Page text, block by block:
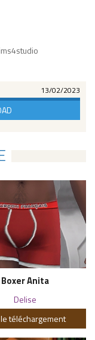
13/02/2023
Boxer Anita
Delise
téléchargement